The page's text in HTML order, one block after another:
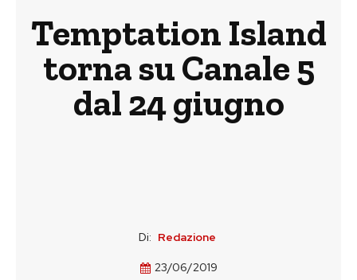
Temptation Island
torna su Canale 5
dal 24 giugno
Di: Redazione
23/06/2019